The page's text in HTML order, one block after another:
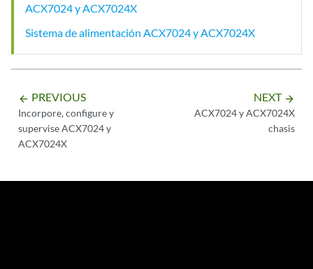
ACX7024 y ACX7024X
Sistema de alimentación ACX7024 y ACX7024X
arrow_backward PREVIOUS
Incorpore, configure y
supervise ACX7024 y
ACX7024X
NEXT arrow_forward
ACX7024 y ACX7024X
chasis